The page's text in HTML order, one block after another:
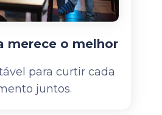
merece o melhor
para curtir cada
juntos.